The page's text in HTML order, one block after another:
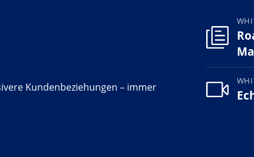
Kundenbeziehungen – immer